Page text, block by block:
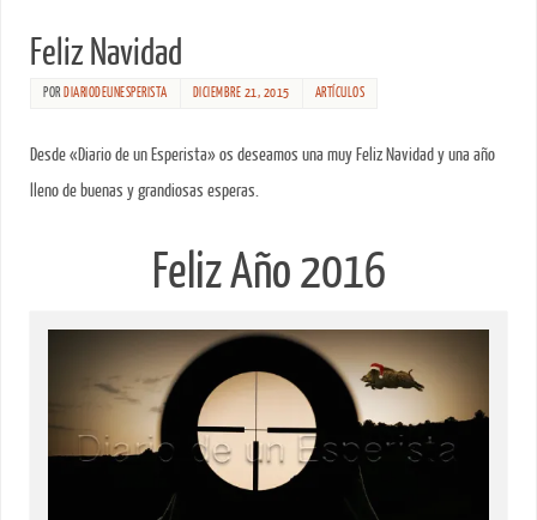
Feliz Navidad
POR DIARIODEUNESPERISTA DICIEMBRE 21, 2015 ARTÍCULOS
Desde «Diario de un Esperista» os deseamos una muy Feliz Navidad y una año
lleno de buenas y grandiosas esperas.
Feliz Año 2016